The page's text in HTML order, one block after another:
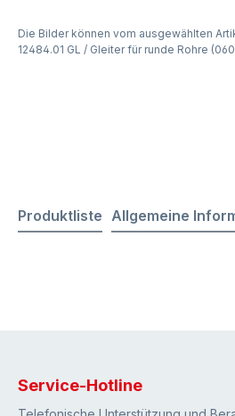
Die Bilder können vom ausgewählten
12484.01 GL / Gleiter für runde Rohre
Produktliste Allgemeine
Service-Hotline